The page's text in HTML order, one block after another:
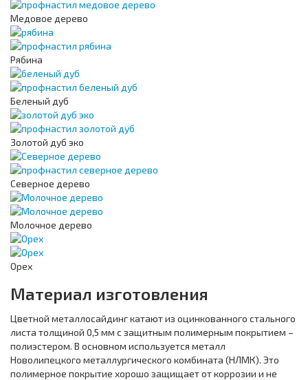
Медовое дерево
Рябина
Беленый дуб
Золотой дуб эко
Северное дерево
Молочное дерево
Орех
Материал изготовления
Цветной металлосайдинг катают из оцинкованного стального
листа толщиной 0,5 мм с защитным полимерным покрытием –
полиэстером. В основном используется металл
Новолипецкого металлургического комбината (НЛМК). Это
полимерное покрытие хорошо защищает от коррозии и не